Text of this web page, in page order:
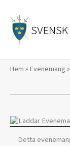
innehåll
Hem » Evenemang »
Detta